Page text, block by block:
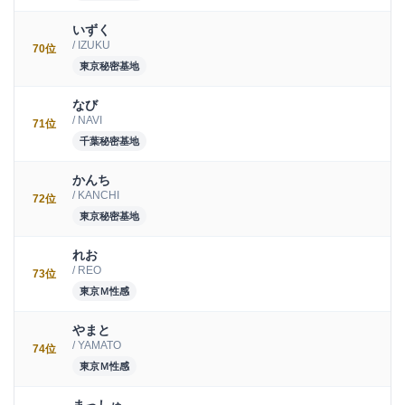
70位
いずく
/ IZUKU
東京秘密基地
71位
なび
/ NAVI
千葉秘密基地
72位
かんち
/ KANCHI
東京秘密基地
73位
れお
/ REO
東京Ｍ性感
74位
やまと
/ YAMATO
東京Ｍ性感